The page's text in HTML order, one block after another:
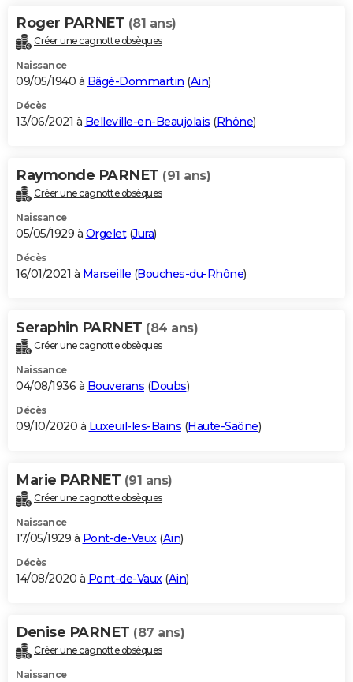
Roger PARNET (81 ans)
Créer une cagnotte obsèques
Naissance
09/05/1940 à Bâgé-Dommartin (Ain)
Décès
13/06/2021 à Belleville-en-Beaujolais (Rhône)
Raymonde PARNET (91 ans)
Créer une cagnotte obsèques
Naissance
05/05/1929 à Orgelet(Jura)
Décès
16/01/2021 à Marseille (Bouches-du-Rhône)
Seraphin PARNET (84 ans)
Créer une cagnotte obsèques
Naissance
04/08/1936 à Bouverans (Doubs)
Décès
09/10/2020 à Luxeuil-les-Bains (Haute-Saône)
Marie PARNET (91 ans)
Créer une cagnotte obsèques
Naissance
17/05/1929 à Pont-de-Vaux(Ain)
Décès
14/08/2020 à Pont-de-Vaux(Ain)
Denise PARNET (87 ans)
Créer une cagnotte obsèques
Naissance